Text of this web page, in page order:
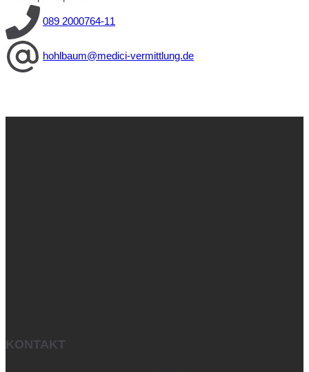
089 2000764-11
hohlbaum@medici-vermittlung.de
KONTAKT